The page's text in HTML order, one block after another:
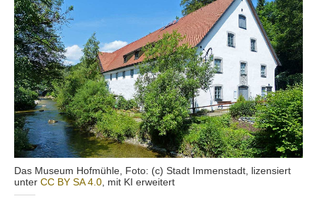
Das Museum Hofmühle, Foto: (c) Stadt Immenstadt, lizensiert
unter CC BY SA 4.0 , mit KI erweitert